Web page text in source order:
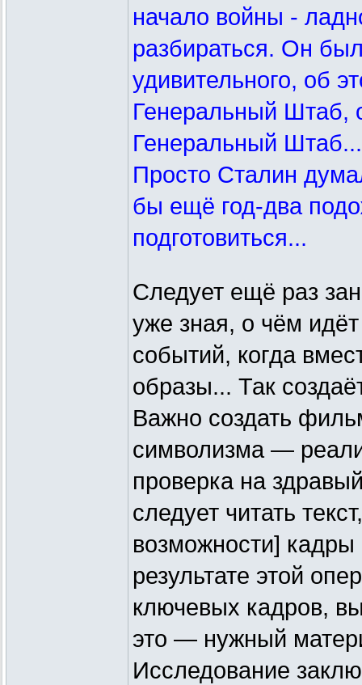
начало войны -
разбираться. Он
удивительного, об
Генеральный Штаб,
Генеральный Штаб...
Просто Сталин
бы ещё год-два
подготовиться...
Следует ещё раз
уже зная, о чём
событий, когда
образы... Так
Важно создать
символизма —
проверка на
следует читать
возможности]
результате этой
ключевых кадров,
это — нужный
Исследование